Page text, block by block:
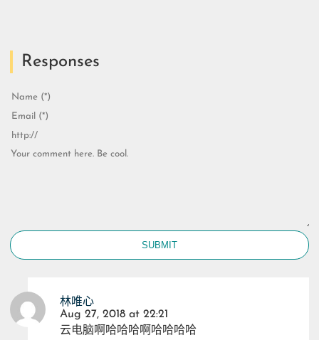
Responses
SUBMIT
林唯心
Aug 27, 2018 at 22:21
云电脑啊哈哈哈啊哈哈哈哈